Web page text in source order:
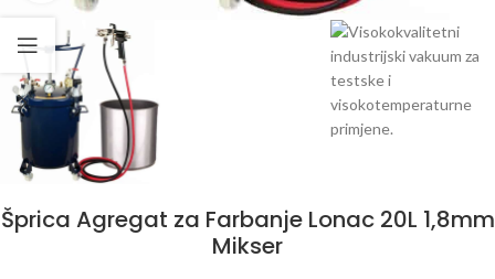
Šprica Agregat za Farbanje Lonac 20L 1,8mm
Mikser